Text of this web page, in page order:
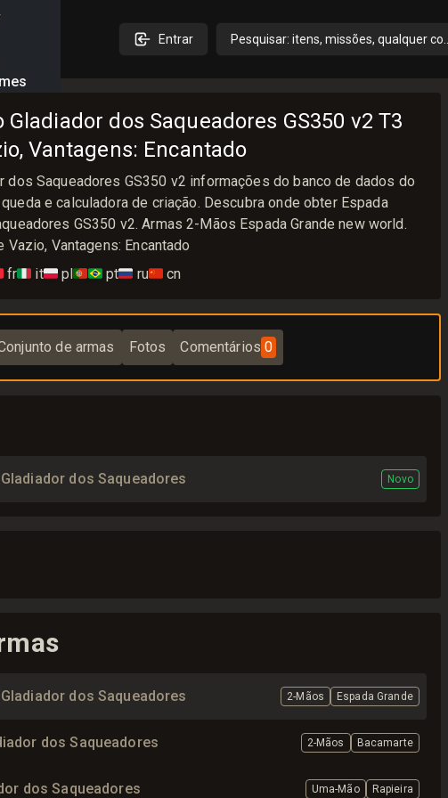
Entrar Pesquisar: itens, missões, qualquer
Gladiador dos Saqueadores GS350 v2 T3
Vantagens: Encantado
dos Saqueadores GS350 v2 informações do banco de dados do
e calculadora de criação. Descubra onde obter Espada
GS350 v2. Armas 2-Mãos Espada Grande new world.
Vantagens: Encantado
fr🇮🇹 it🇵🇱 pl🇵🇹🇧🇷 pt🇷🇺 ru🇨🇳 cn
de armas Fotos Comentários 0
dos Saqueadores Novo
dos Saqueadores 2-Mãos Espada Grande
dos Saqueadores 2-Mãos Bacamarte
dos Saqueadores Uma-Mão Rapieira